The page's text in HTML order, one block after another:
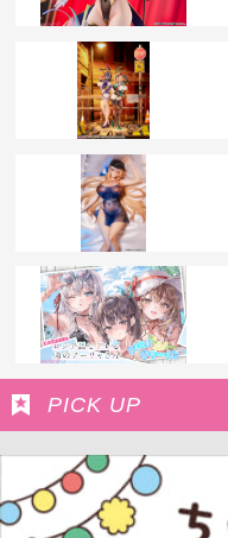
PICK UP